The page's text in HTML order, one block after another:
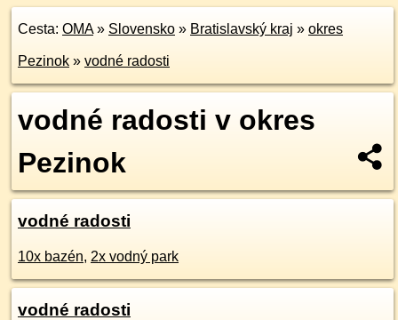
Cesta: OMA» Slovensko » Bratislavský kraj » okres
Pezinok » vodné radosti
vodné radosti v okres
Pezinok
vodné radosti
10x bazén, 2x vodný park
vodné radosti